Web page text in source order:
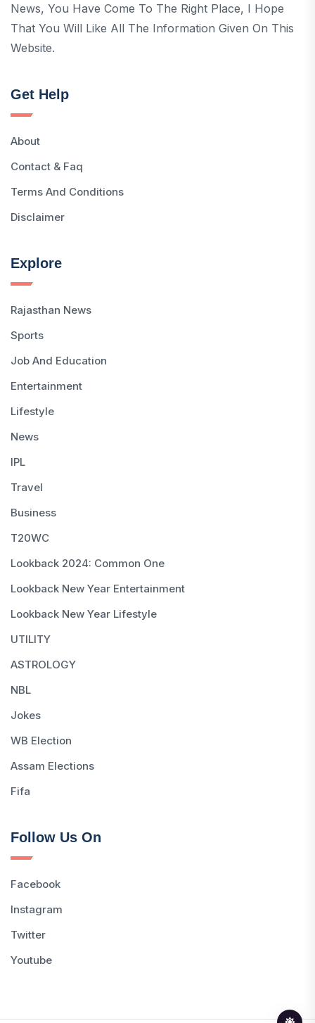
News, You Have Come To The Right Place, I Hope
That You Will Like All The Information Given On This
Website.
Get Help
About
Contact & Faq
Terms And Conditions
Disclaimer
Explore
Rajasthan News
Sports
Job And Education
Entertainment
Lifestyle
News
IPL
Travel
Business
T20WC
Lookback 2024: Common One
Lookback New Year Entertainment
Lookback New Year Lifestyle
UTILITY
ASTROLOGY
NBL
Jokes
WB Election
Assam Elections
Fifa
Follow Us On
Facebook
Instagram
Twitter
Youtube